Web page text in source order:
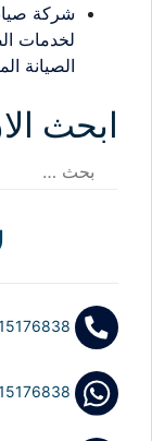
الصيانة
ابحث
البحث